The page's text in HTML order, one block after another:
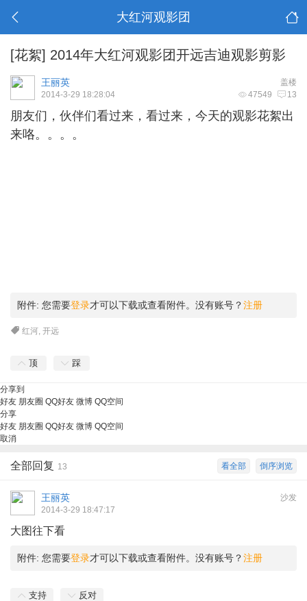
大红河观影团
[花絮] 2014年大红河观影团开远吉迪观影剪影
盖楼
王丽英
47549 13
2014-3-29 18:28:04
朋友们，伙伴们看过来，看过来，今天的观影花絮出
来咯。。。。
附件: 您需要登录才可以下载或查看附件。没有账号？注册
红河,开远
顶 踩
分享到
好友 朋友圈 QQ好友 微博 QQ空间
分享
好友 朋友圈 QQ好友 微博 QQ空间
取消
倒序浏览
看全部
全部回复 13
沙发
王丽英
2014-3-29 18:47:17
大图往下看
附件: 您需要登录才可以下载或查看附件。没有账号？注册
支持 反对